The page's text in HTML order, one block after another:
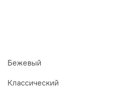
Бежевый
Классический